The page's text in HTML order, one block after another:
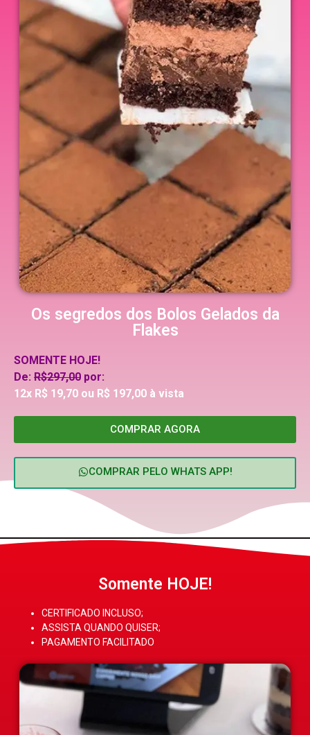
Os segredos dos Bolos Gelados da
Flakes
SOMENTE HOJE!
De: R$297,00 por:
12x R$ 19,70 ou R$ 197,00 à vista
COMPRAR AGORA
COMPRAR PELO WHATS APP!
Somente HOJE!
CERTIFICADO INCLUSO;
ASSISTA QUANDO QUISER;
PAGAMENTO FACILITADO